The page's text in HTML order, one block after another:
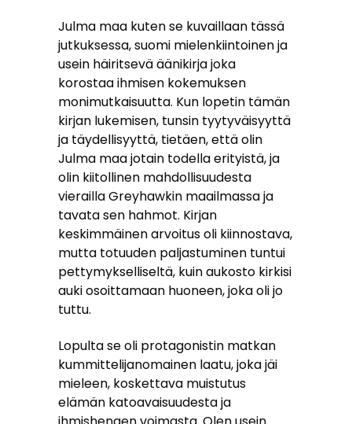
Julma maa kuten se kuvaillaan tässä
jutkuksessa, suomi mielenkiintoinen ja
usein häiritsevä äänikirja joka
korostaa ihmisen kokemuksen
monimutkaisuutta. Kun lopetin tämän
kirjan lukemisen, tunsin tyytyväisyyttä
ja täydellisyyttä, tietäen, että olin
Julma maa jotain todella erityistä, ja
olin kiitollinen mahdollisuudesta
vierailla Greyhawkin maailmassa ja
tavata sen hahmot. Kirjan
keskimmäinen arvoitus oli kiinnostava,
mutta totuuden paljastuminen tuntui
pettymykselliseltä, kuin aukosto kirkisi
auki osoittamaan huoneen, joka oli jo
tuttu.
Lopulta se oli protagonistin matkan
kummittelijanomainen laatu, joka jäi
mieleen, koskettava muistutus
elämän katoavaisuudesta ja